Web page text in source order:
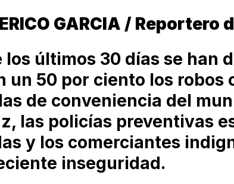
GARCIA / Reportero
los últimos 30 días se han
un 50 por ciento los robos
de conveniencia del
las policías preventivas
y los comerciantes
inseguridad.